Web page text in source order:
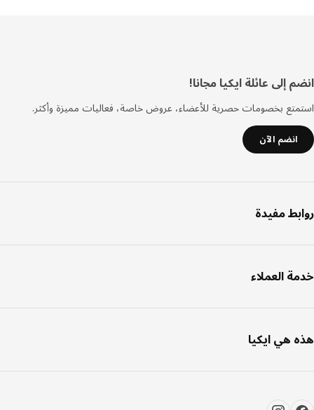
إلى عائلة ايكيا مجانا!
بخصومات حصرية للأعضاء، عروض خاصة، فعاليات مميزة وأكثر.
انضم الآن
مفيدة
العملاء
هي ايكيا